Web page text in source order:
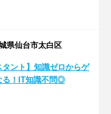
県仙台市太白区
タント】知識ゼロからゲ
る！IT知識不問◎